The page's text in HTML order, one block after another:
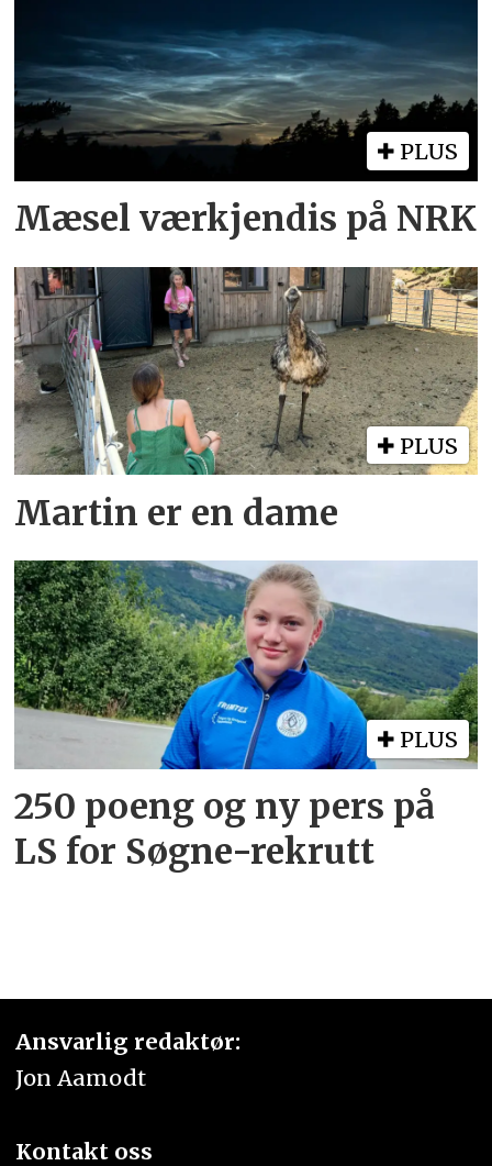
PLUS
Mæsel værkjendis på NRK
PLUS
Martin er en dame
PLUS
250 poeng og ny pers på
LS for Søgne-rekrutt
Ansvarlig redaktør:
Jon Aamodt
Kontakt oss